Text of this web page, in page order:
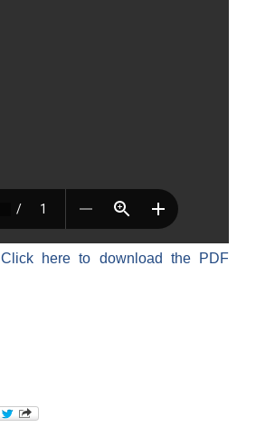
Click here to download the PDF